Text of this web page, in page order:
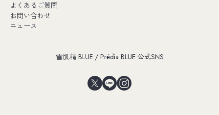
よくあるご質問
お問い合わせ
ニュース
雪肌精 BLUE / Prédia BLUE 公式SNS